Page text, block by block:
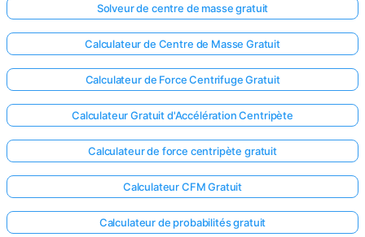
Solveur de centre de masse gratuit
Calculateur de Centre de Masse Gratuit
Calculateur de Force Centrifuge Gratuit
Calculateur Gratuit d'Accélération Centripète
Calculateur de force centripète gratuit
Calculateur CFM Gratuit
Calculateur de probabilités gratuit